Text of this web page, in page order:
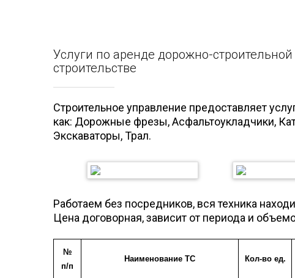
Услуги по аренде дорожно-
строительстве
Строительное управление предоставляет
как: Дорожные фрезы, Асфальтоукладчики,
Экскаваторы, Трал.
Работаем без посредников, вся техника
Цена договорная, зависит от периода и
№
п/п
Наименование ТС Кол-во ед.